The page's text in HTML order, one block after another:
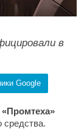
в
Google
«Промтеха»
средства.